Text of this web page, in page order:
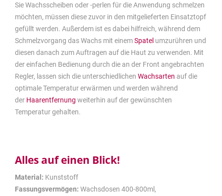
Sie Wachsscheiben oder -perlen für die Anwendung schmelzen
möchten, müssen diese zuvor in den mitgelieferten Einsatztopf
gefüllt werden. Außerdem ist es dabei hilfreich, während dem
Schmelzvorgang das Wachs mit einemSpatel umzurühren und
diesen danach zum Auftragen auf die Haut zu verwenden. Mit
der einfachen Bedienung durch die an der Front angebrachten
Regler, lassen sich die unterschiedlichen Wachsarten auf die
optimale Temperatur erwärmen und werden während
der Haarentfernung weiterhin auf der gewünschten
Temperatur gehalten.
Alles auf einen Blick!
Material: Kunststoff
Fassungsvermögen: Wachsdosen 400-800ml,